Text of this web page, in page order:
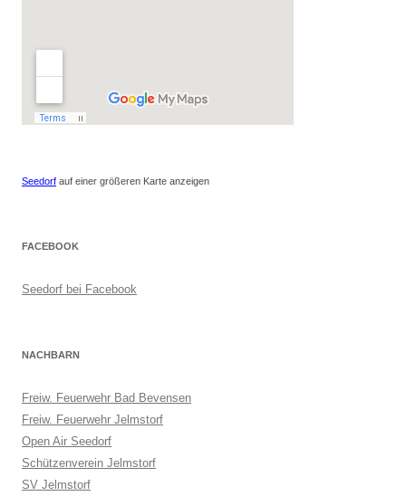
Seedorf auf einer größeren Karte anzeigen
FACEBOOK
Seedorf bei Facebook
NACHBARN
Freiw. Feuerwehr Bad Bevensen
Freiw. Feuerwehr Jelmstorf
Open Air Seedorf
Schützenverein Jelmstorf
SV Jelmstorf